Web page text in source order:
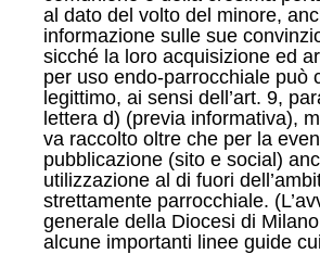
al dato del volto del minore,
informazione sulle sue
sicché la loro acquisizione ed
per uso endo-parrocchiale può
legittimo, ai sensi dell’art. 9,
lettera d) (previa informativa),
va raccolto oltre che per la
pubblicazione (sito e social)
utilizzazione al di fuori
strettamente parrocchiale.
generale della Diocesi di
alcune importanti linee guide